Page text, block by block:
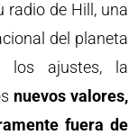
radio de Hill, una
del planeta
los ajustes, la
nuevos valores,
fuera de